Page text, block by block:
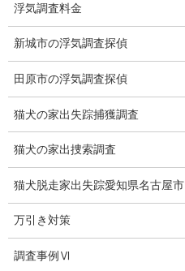
ブログ
探偵エッセイ
探偵コラム
探偵日記
夫婦の信頼関係
お知らせ
いじめ相談
子供の虐待
浮気調査料金
新城市の浮気調査探偵
田原市の浮気調査探偵
猫犬の家出失踪捕獲調査
猫犬の家出捜索調査
猫犬脱走家出失踪愛知県名古屋市
万引き対策
調査事例Ⅵ